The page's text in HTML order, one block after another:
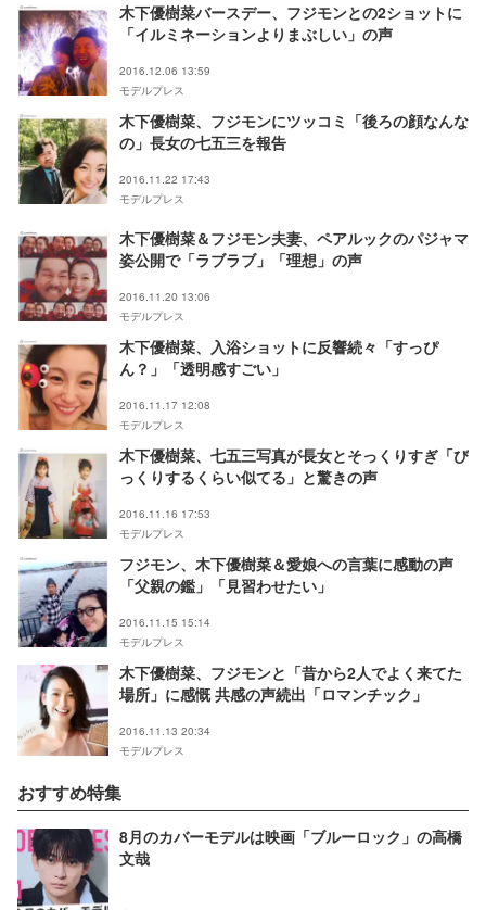
木下優樹菜バースデー、フジモンとの2ショットに
「イルミネーションよりまぶしい」の声
2016.12.06 13:59
モデルプレス
木下優樹菜、フジモンにツッコミ「後ろの顔なんな
の」長女の七五三を報告
2016.11.22 17:43
モデルプレス
木下優樹菜＆フジモン夫妻、ペアルックのパジャマ
姿公開で「ラブラブ」「理想」の声
2016.11.20 13:06
モデルプレス
木下優樹菜、入浴ショットに反響続々「すっぴ
ん？」「透明感すごい」
2016.11.17 12:08
モデルプレス
木下優樹菜、七五三写真が長女とそっくりすぎ「び
っくりするくらい似てる」と驚きの声
2016.11.16 17:53
モデルプレス
フジモン、木下優樹菜＆愛娘への言葉に感動の声
「父親の鑑」「見習わせたい」
2016.11.15 15:14
モデルプレス
木下優樹菜、フジモンと「昔から2人でよく来てた
場所」に感慨 共感の声続出「ロマンチック」
2016.11.13 20:34
モデルプレス
おすすめ特集
8月のカバーモデルは映画「ブルーロック」の高橋
文哉